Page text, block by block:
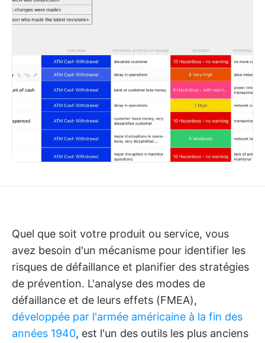
Quel que soit votre produit ou service, vous
avez besoin d'un mécanisme pour identifier les
risques de défaillance et planifier des stratégies
de prévention. L'analyse des modes de
défaillance et de leurs effets (FMEA),
développée par l'armée américaine à la fin des
années 1940, est l'un des outils les plus anciens